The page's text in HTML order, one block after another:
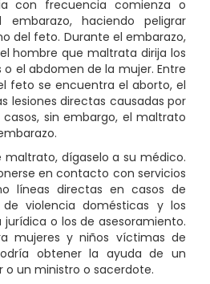
con frecuencia comienza o
haciendo peligrar
del feto. Durante el embarazo,
hombre que maltrata dirija los
o el abdomen de la mujer. Entre
feto se encuentra el aborto, el
lesiones directas causadas por
casos, sin embargo, el maltrato
dígaselo a su médico.
en contacto con servicios
líneas directas en casos de
de violencia domésticas y los
jurídica o los de asesoramiento.
mujeres y niños víctimas de
obtener la ayuda de un
o un ministro o sacerdote.